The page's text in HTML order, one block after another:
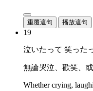
重覆這句 播放這句
19
泣いたって 笑った
無論哭泣、歡笑、
Whether crying,